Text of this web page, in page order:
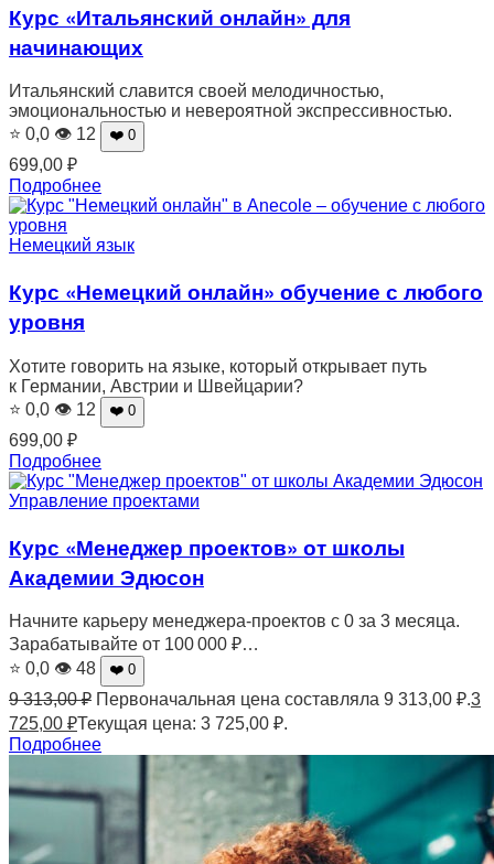
Курс «Итальянский онлайн» для
начинающих
Итальянский славится своей мелодичностью,
эмоциональностью и невероятной экспрессивностью.
⭐ 0,0 👁 12 ❤️ 0
699,00 ₽
Подробнее
Немецкий язык
Курс «Немецкий онлайн» обучение с любого
уровня
Хотите говорить на языке, который открывает путь
к Германии, Австрии и Швейцарии?
⭐ 0,0 👁 12 ❤️ 0
699,00 ₽
Подробнее
Управление проектами
Курс «Менеджер проектов» от школы
Академии Эдюсон
Начните карьеру менеджера-проектов с 0 за 3 месяца.
Зарабатывайте от 100 000 ₽…
⭐ 0,0 👁 48 ❤️ 0
9 313,00₽ Первоначальная цена составляла 9 313,00 ₽.3
725,00 ₽Текущая цена: 3 725,00 ₽.
Подробнее